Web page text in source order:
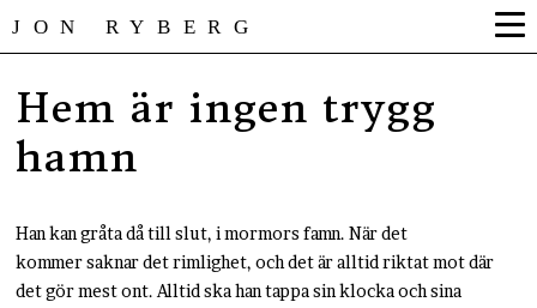
JON RYBERG
Hem är ingen trygg
hamn
Han kan gråta då till slut, i mormors famn. När det
kommer saknar det rimlighet, och det är alltid riktat mot där
det gör mest ont. Alltid ska han tappa sin klocka och sina